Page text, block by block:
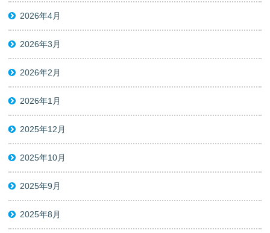
2026年4月
2026年3月
2026年2月
2026年1月
2025年12月
2025年10月
2025年9月
2025年8月